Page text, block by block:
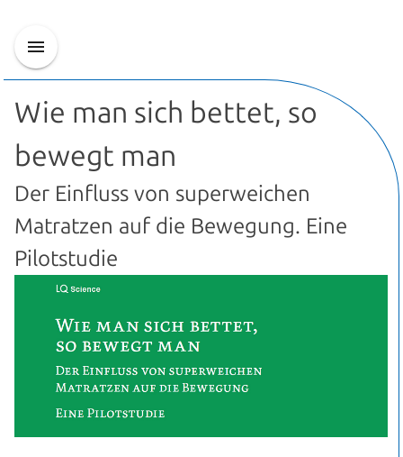
Wie man sich bettet, so
bewegt man
Der Einfluss von superweichen
Matratzen auf die Bewegung. Eine
Pilotstudie